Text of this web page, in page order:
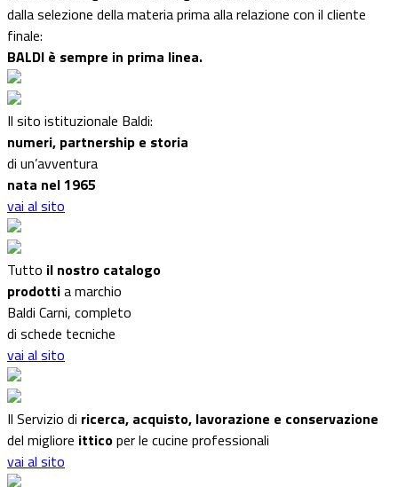
dalla selezione della materia prima alla relazione con il cliente
finale:
BALDI è sempre in prima linea.
Il sito istituzionale Baldi:
numeri, partnership e storia
di un’avventura
nata nel 1965
vai al sito
Tutto il nostro catalogo
prodottia marchio
Baldi Carni, completo
di schede tecniche
vai al sito
Il Servizio di ricerca, acquisto, lavorazione e conservazione
del migliore itticoper le cucine professionali
vai al sito